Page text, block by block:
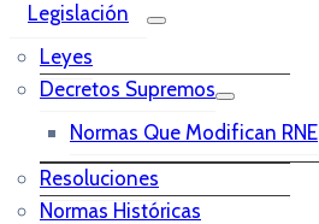
Legislación
Leyes
Decretos Supremos
Normas Que Modifican RNE
Resoluciones
Normas Históricas